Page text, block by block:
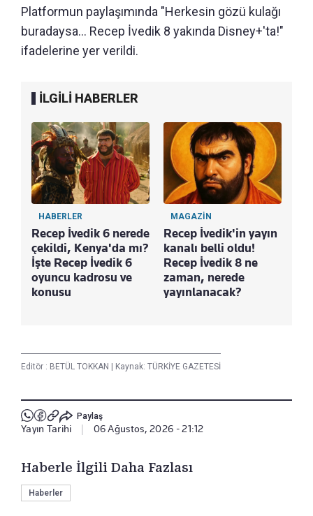
Platformun paylaşımında "Herkesin gözü kulağı
buradaysa... Recep İvedik 8 yakında Disney+'ta!"
ifadelerine yer verildi.
İLGİLİ HABERLER
HABERLER
Recep İvedik 6 nerede
çekildi, Kenya'da mı?
İşte Recep İvedik 6
oyuncu kadrosu ve
konusu
MAGAZİN
Recep İvedik'in yayın
kanalı belli oldu!
Recep İvedik 8 ne
zaman, nerede
yayınlanacak?
Editör : BETÜL TOKKAN Kaynak: TÜRKİYE GAZETESİ
Paylaş
Yayın Tarihi 06 Ağustos, 2026 - 21:12
Haberle İlgili Daha Fazlası
Haberler